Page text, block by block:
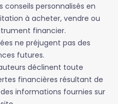
personnalisés en
à acheter, vendre ou
financier.
ne préjugent pas des
futures.
déclinent toute
financières résultant de
informations fournies sur